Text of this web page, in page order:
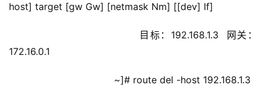
host] target [gw Gw] [netmask Nm] [[dev] If]
目标：192.168.1.3  网关：
172.16.0.1
~]# route del -host 192.168.1.3